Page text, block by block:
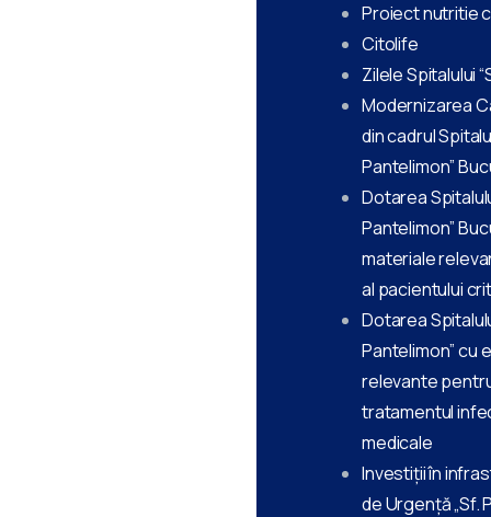
Proiect nutritie
Citolife
Zilele Spitalului
Modernizarea
din cadrul
Pantelimon”
Dotarea
Pantelimon”
materiale
al pacientului
Dotarea
Pantelimon” cu
relevante
tratamentul
medicale
Investiții în
de Urgență „Sf.